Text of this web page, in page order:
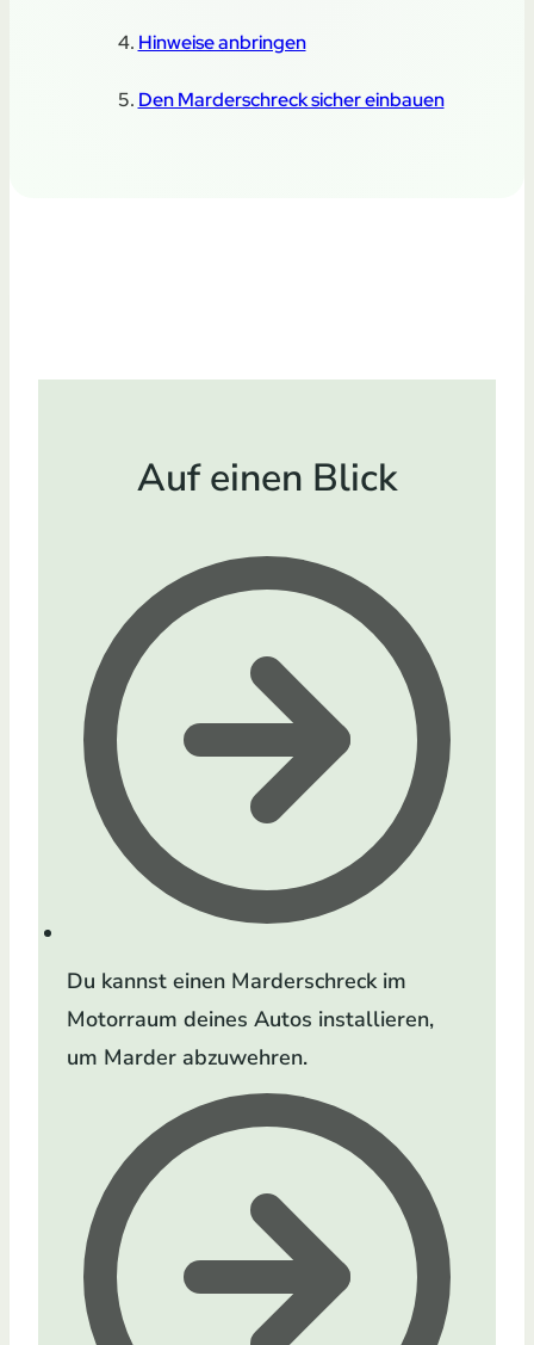
Hinweise anbringen
Den Marderschreck sicher einbauen
Auf einen Blick
Du kannst einen Marderschreck im
Motorraum deines Autos installieren,
um Marder abzuwehren.